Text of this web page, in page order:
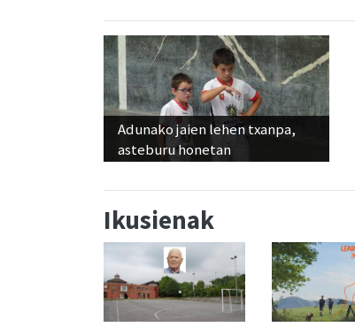
Adunako jaien lehen txanpa,
asteburu honetan
Ikusienak